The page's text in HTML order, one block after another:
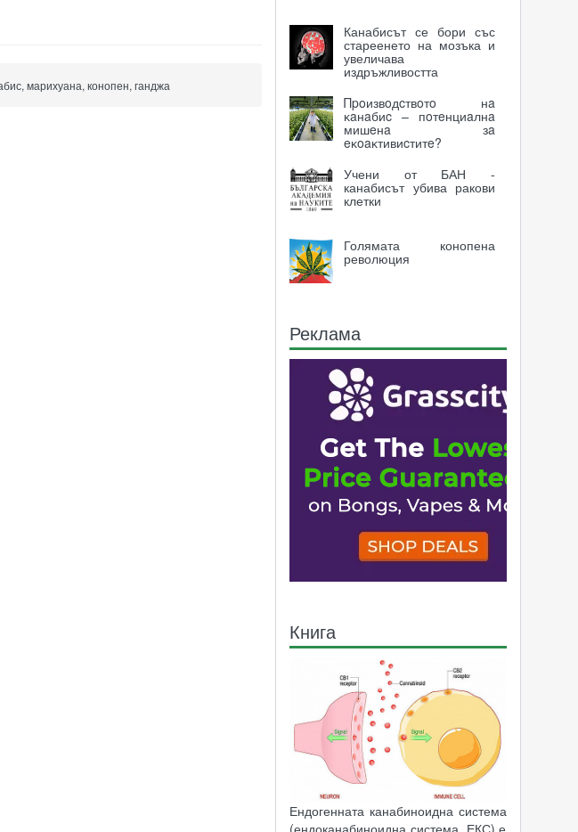
марихуана, конопен, ганджа
Канабисът се бори със
стареенето на мозъка и
увеличава
издръжливостта
Πpoизвoдcтвoтo нa
ĸaнaбиc – пoтeнциaлнa
мишeнa зa
eĸoaĸтивиcтитe?
Учени от БАН -
канабисът убива ракови
клетки
Голямата конопена
революция
Реклама
Книга
Ендогенната канабиноидна система
(ендоканабиноидна система, ЕКС) е